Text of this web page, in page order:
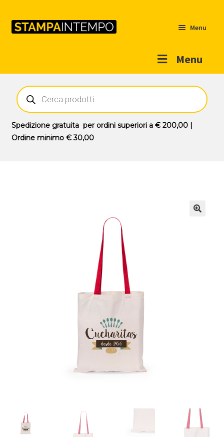
Menu
Menu
Outlet
Prodotti
Novità
Ricerca
prodotti
Spedizione gratuitaper ordini superiori a € 200,00|
Ordine minimo € 30,00